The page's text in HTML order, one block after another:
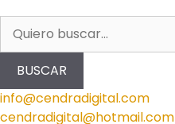
BUSCAR
info@cendradigital.com
cendradigital@hotmail.com